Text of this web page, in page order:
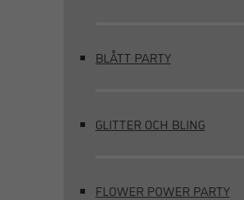
BLÅTT PARTY
GLITTER OCH BLING
FLOWER POWER PARTY